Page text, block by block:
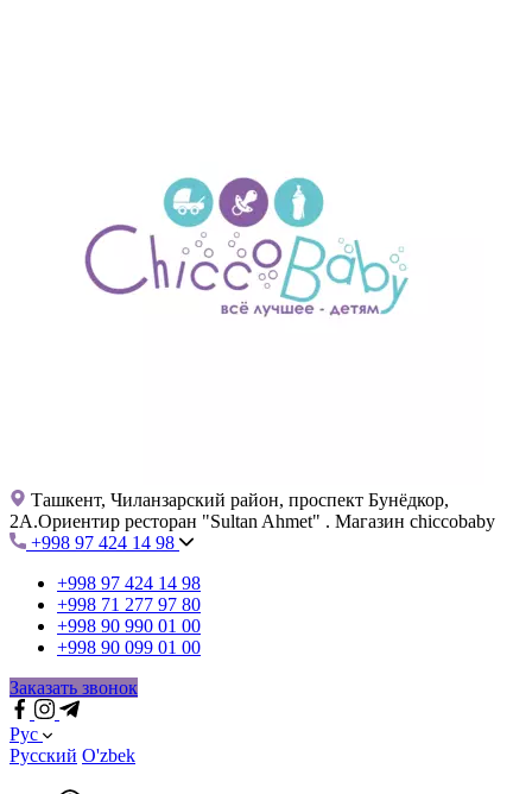
Ташкент, Чиланзарский район, проспект Бунёдкор,
2А.Ориентир ресторан "Sultan Ahmet" . Магазин chiccobaby
+998 97 424 14 98
+998 97 424 14 98
+998 71 277 97 80
+998 90 990 01 00
+998 90 099 01 00
Заказать звонок
Рус
Русский O'zbek